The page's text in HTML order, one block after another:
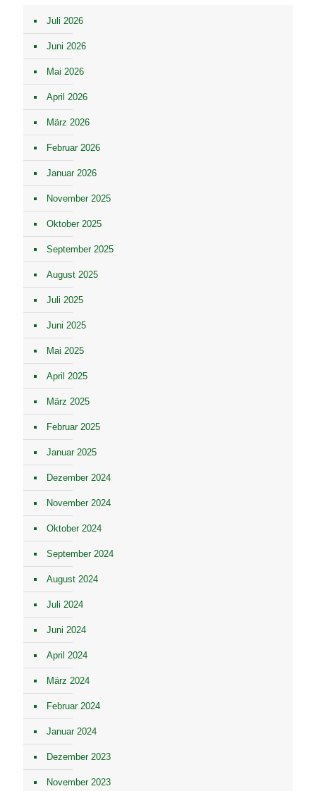
Juli 2026
Juni 2026
Mai 2026
April 2026
März 2026
Februar 2026
Januar 2026
November 2025
Oktober 2025
September 2025
August 2025
Juli 2025
Juni 2025
Mai 2025
April 2025
März 2025
Februar 2025
Januar 2025
Dezember 2024
November 2024
Oktober 2024
September 2024
August 2024
Juli 2024
Juni 2024
April 2024
März 2024
Februar 2024
Januar 2024
Dezember 2023
November 2023